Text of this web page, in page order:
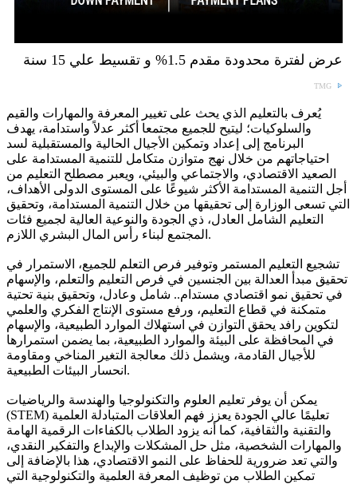
عرض لفترة محدودة مقدم 1.5% و تقسيط علي 15 سنة
TMG
يُعرف بالتعليم الذي يحث على تغيير المعرفة والمهارات والقيم
والسلوكيات؛ ليتيح للجميع مجتمعا أكثر عدلاً واستدامة، يهدف
البرنامج إلى إعداد وتمكين الأجيال الحالية والمستقبلية لسد
احتياجاتهم من خلال نهج متوازن متكامل للتنمية المستدامة على
الصعيد الاقتصادي، والاجتماعي والبيئي، ويعبر مصطلح التعليم من
أجل التنمية المستدامة الأكثر شيوعًا على المستوى الدولى الأهداف،
التي تسعى الوزارة إلى تحقيقها من خلال التنمية المستدامة، وتحقيق
التعليم الشامل العادل، ذي الجودة والنوعية العالية لجميع فئات
المجتمع لبناء رأس المال البشري اللازم.
تشجيع التعليم المستمر وتوفير فرص التعلم للجميع، الاستمرار في
تحقيق مبدأ العدالة بين الجنسين في فرص التعليم والتعلم، والإسهام
في تحقيق نمو اقتصادي مستدام.. شامل وعادل، وتحقيق بنية تحتية
متمكنة في قطاع التعليم، ورفع مستوى الإنتاج الفكري والعلمي
لتكوين رافد يحقق التوازن في استهلاك الموارد الطبيعية، والإسهام
في المحافظة على البيئة والموارد الطبيعية، بما يضمن استمرارها
للأجيال القادمة، ويشمل ذلك معالجة التغير المناخي ومقاومة
انحسار البيئات الطبيعية.
يمكن أن يوفر تعليم العلوم والتكنولوجيا والهندسة والرياضيات
(STEM) تعليمًا عالي الجودة يعزز فهم العلاقات المتبادلة العلمية
والتقنية والثقافية، كما أنه يزود الطلاب بالكفاءات الرقمية الهامة
والمهارات الشخصية، مثل حل المشكلات والإبداع والتفكير النقدي،
والتي تعد ضرورية للحفاظ على النمو الاقتصادي، هذا بالإضافة إلى
تمكين الطلاب من توظيف المعرفة العلمية والتكنولوجية التي